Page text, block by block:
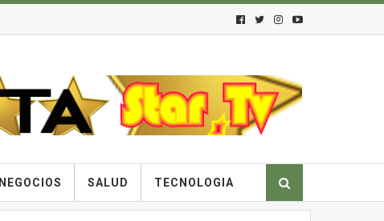
NEGOCIOS SALUD TECNOLOGIA